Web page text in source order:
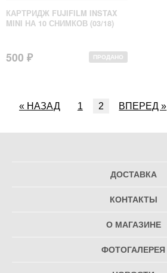
КАРТРИДЖ FUJIFILM INSTAX
MINI НА 10 СНИМКОВ (03/18)
500 ₽ ПРОДАНО
« НАЗАД 1 2 ВПЕРЕД »
ДОСТАВКА
КОНТАКТЫ
О МАГАЗИНЕ
ФОТОГАЛЕРЕЯ